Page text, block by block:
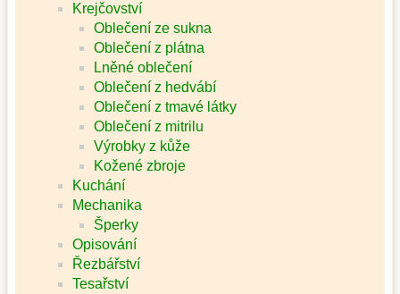
Krejčovství
Oblečení ze sukna
Oblečení z plátna
Lněné oblečení
Oblečení z hedvábí
Oblečení z tmavé látky
Oblečení z mitrilu
Výrobky z kůže
Kožené zbroje
Kuchání
Mechanika
Šperky
Opisování
Řezbářství
Tesařství